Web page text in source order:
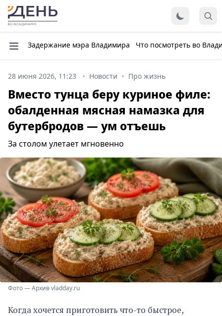
Задержание мэра Владимира Что посмотреть во
28 июня 2026, 11:23 Новости Про жизнь
Вместо тунца беру куриное филе:
обалденная мясная намазка для
бутербродов — ум отъешь
За столом улетает мгновенно
Фото — Архив vladday.ru
Когда хочется приготовить что-то быстрое,